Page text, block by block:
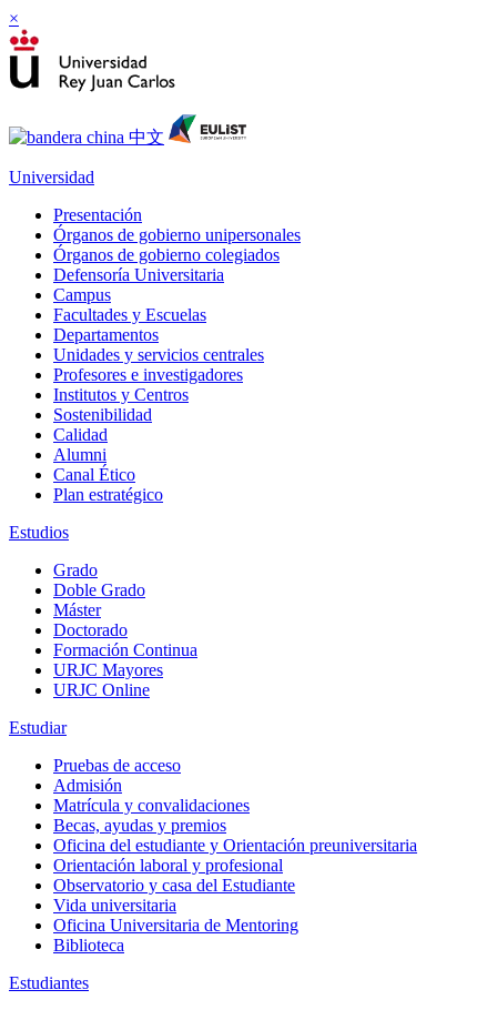
×
Universidad
Presentación
Órganos de gobierno unipersonales
Órganos de gobierno colegiados
Defensoría Universitaria
Campus
Facultades y Escuelas
Departamentos
Unidades y servicios centrales
Profesores e investigadores
Institutos y Centros
Sostenibilidad
Calidad
Alumni
Canal Ético
Plan estratégico
Estudios
Grado
Doble Grado
Máster
Doctorado
Formación Continua
URJC Mayores
URJC Online
Estudiar
Pruebas de acceso
Admisión
Matrícula y convalidaciones
Becas, ayudas y premios
Oficina del estudiante y Orientación preuniversitaria
Orientación laboral y profesional
Observatorio y casa del Estudiante
Vida universitaria
Oficina Universitaria de Mentoring
Biblioteca
Estudiantes